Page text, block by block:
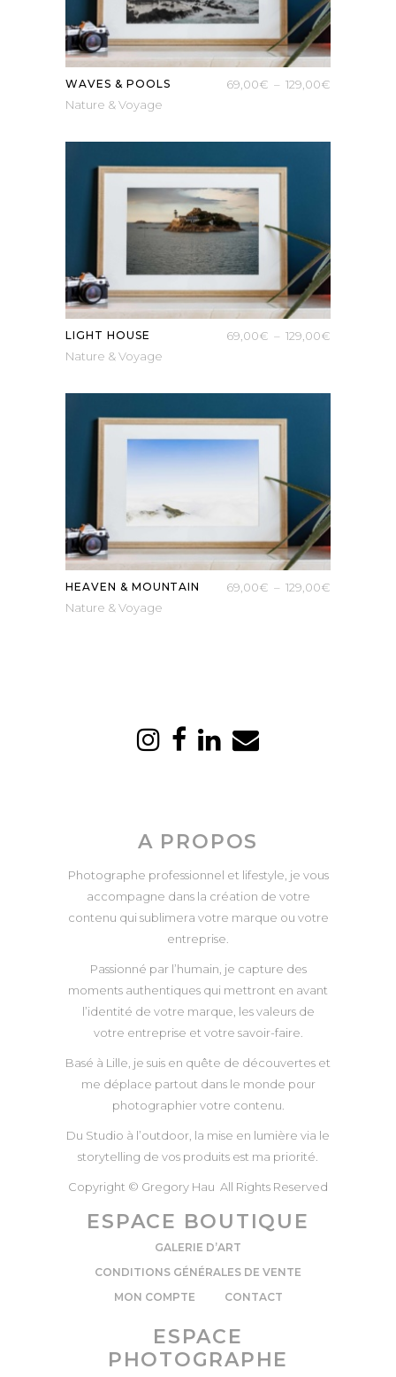
WAVES & POOLS 69,00€ – 129,00€
Nature & Voyage
LIGHT HOUSE 69,00€ – 129,00€
Nature & Voyage
HEAVEN & MOUNTAIN 69,00€ – 129,00€
Nature & Voyage
A PROPOS
Photographe professionnel et lifestyle, je vous
accompagne dans la création de votre
contenu qui sublimera votre marque ou votre
entreprise.
Passionné par l’humain, je capture des
moments authentiques qui mettront en avant
l’identité de votre marque, les valeurs de
votre entreprise et votre savoir-faire.
Basé à Lille, je suis en quête de découvertes et
me déplace partout dans le monde pour
photographier votre contenu.
Du Studio à l’outdoor, la mise en lumière via le
storytelling de vos produits est ma priorité.
Copyright © Gregory Hau All Rights Reserved
ESPACE BOUTIQUE
GALERIE D’ART
CONDITIONS GÉNÉRALES DE VENTE
MON COMPTE
CONTACT
ESPACE
PHOTOGRAPHE